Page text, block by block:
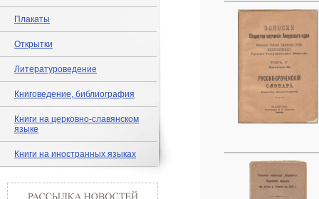
Плакаты
Открытки
Литературоведение
Книговедение, библиография
Книги на церковно-славянском
языке
Книги на иностранных языках